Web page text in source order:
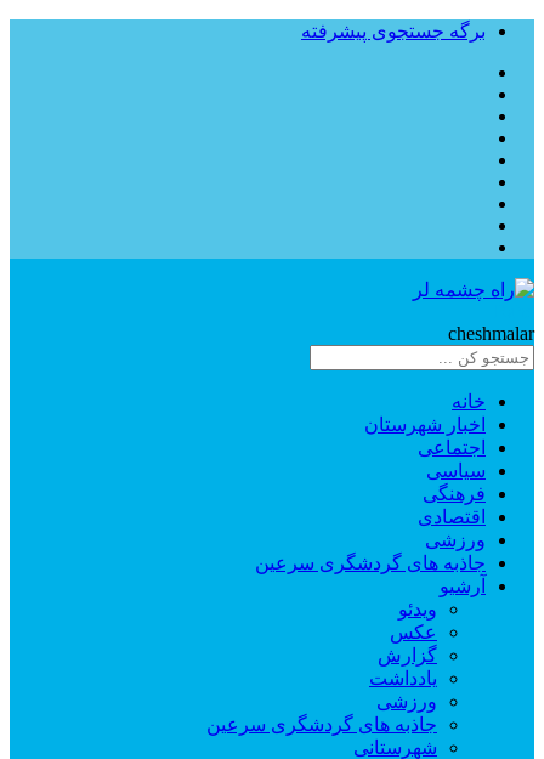
برگه جستجوی پیشرفته
cheshmalar
خانه
اخبار شهرستان
اجتماعی
سیاسی
فرهنگی
اقتصادی
ورزشی
جاذبه های گردشگری سرعین
آرشیو
ویدئو
عکس
گزارش
یادداشت
ورزشی
جاذبه های گردشگری سرعین
شهرستانی